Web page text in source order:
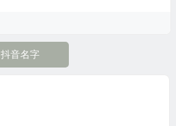
抖音名字